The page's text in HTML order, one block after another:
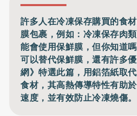
許多人在冷凍保存購買的食
膜包裹，例如：冷凍保存肉
能會使用保鮮膜，但你知道
可以替代保鮮膜，還有許多
網》特選此篇，用鋁箔紙取
食材，其高熱傳導特性有助
速度，並有效防止冷凍燒傷。